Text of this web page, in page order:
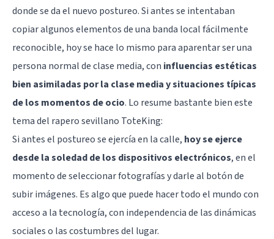
donde se da el nuevo postureo. Si antes se intentaban
copiar algunos elementos de una banda local fácilmente
reconocible, hoy se hace lo mismo para aparentar ser una
persona normal de clase media, con influencias estéticas
bien asimiladas por la clase media y situaciones típicas
de los momentos de ocio. Lo resume bastante bien este
tema del rapero sevillano ToteKing:
Si antes el postureo se ejercía en la calle, hoy se ejerce
desde la soledad de los dispositivos electrónicos, en el
momento de seleccionar fotografías y darle al botón de
subir imágenes. Es algo que puede hacer todo el mundo con
acceso a la tecnología, con independencia de las dinámicas
sociales o las costumbres del lugar.